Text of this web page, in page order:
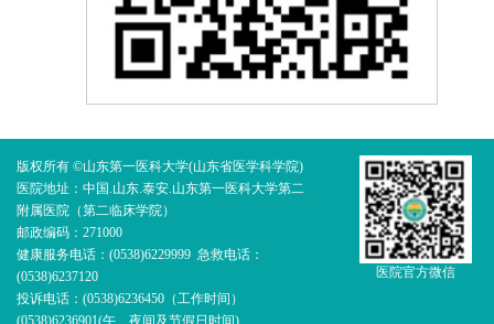
版权所有 ©山东第一医科大学(山东省医学科学院)
医院地址：中国.山东.泰安.山东第一医科大学第二
附属医院（第二临床学院）
邮政编码：271000
健康服务电话：(0538)6229999 急救电话：
(0538)6237120
投诉电话：(0538)6236450（工作时间）
(0538)6236901(午、夜间及节假日时间)
医院官方微信